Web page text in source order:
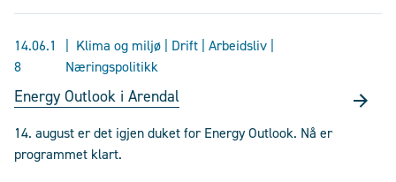
14.06.1
8
Klima og miljø | Drift | Arbeidsliv |
Næringspolitikk
Energy Outlook i Arendal
14. august er det igjen duket for Energy Outlook. Nå er
programmet klart.